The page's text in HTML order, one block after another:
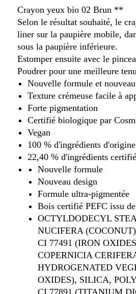
Crayon yeux bio 02 Brun **
Selon le résultat souhaité, le
liner sur la paupière mobile,
sous la paupière inférieure.
Estomper ensuite avec le
Poudrer pour une meilleure
Nouvelle formule et
Texture crémeuse facile à
Forte pigmentation
Certifié biologique par
Vegan
100 % d'ingrédients
22,40 % d'ingrédients
Nouvelle formule
Nouveau design
Formule ultra-pigmentée
Bois certifié PEFC issu
OCTYLDODECYL
NUCIFERA
CI 77491 (IRON
COPERNICIA
HYDROGENATED
OXIDES), SILICA,
CI 77891 (TITANIUM